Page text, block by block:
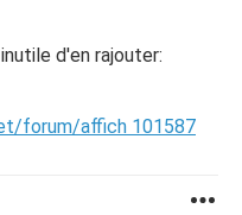
d'en rajouter:
forum/affich 101587